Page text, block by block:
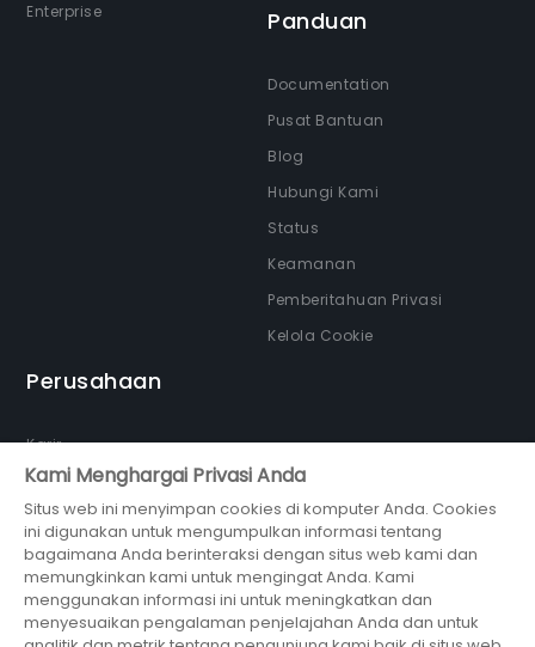
Enterprise
Panduan
Documentation
Pusat Bantuan
Blog
Hubungi Kami
Status
Keamanan
Pemberitahuan Privasi
Kelola Cookie
Perusahaan
Karir
Tentang kami
Newsroom
Partner
Kami Menghargai Privasi Anda
Situs web ini menyimpan cookies di komputer Anda. Cookies
ini digunakan untuk mengumpulkan informasi tentang
bagaimana Anda berinteraksi dengan situs web kami dan
memungkinkan kami untuk mengingat Anda. Kami
menggunakan informasi ini untuk meningkatkan dan
menyesuaikan pengalaman penjelajahan Anda dan untuk